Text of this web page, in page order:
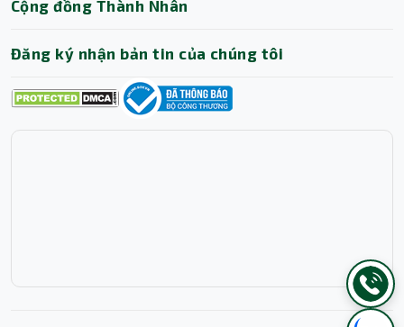
Cộng đồng Thành Nhân
Đăng ký nhận bản tin của chúng tôi